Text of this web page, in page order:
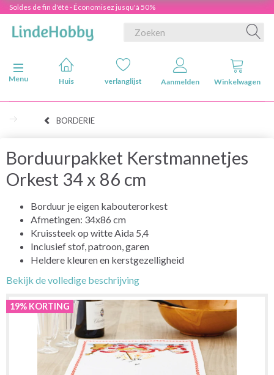
Soldes de fin d'été - Économisez jusqu'à 50%
Navigatie in-/uitschakelen
Menu
Huis verlanglijst Aanmelden Winkelwagen
BORDERIE
Borduurpakket Kerstmannetjes
Orkest 34 x 86 cm
Borduur je eigen kabouterorkest
Afmetingen: 34x86 cm
Kruissteek op witte Aida 5,4
Inclusief stof, patroon, garen
Heldere kleuren en kerstgezelligheid
Bekijk de volledige beschrijving
19% KORTING